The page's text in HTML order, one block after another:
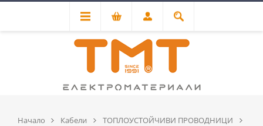
Начало Кабели
ТОПЛОУСТОЙЧИВИ ПРОВОДНИЦИ